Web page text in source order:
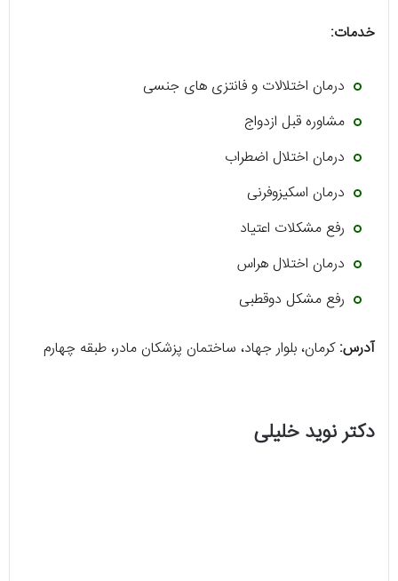
خدمات:
درمان اختلالات و فانتزی های جنسی
مشاوره قبل ازدواج
درمان اختلال اضطراب
درمان اسکیزوفرنی
رفع مشکلات اعتیاد
درمان اختلال هراس
رفع مشکل دوقطبی
آدرس:کرمان، بلوار جهاد، ساختمان پزشکان مادر، طبقه چهارم
دکتر نوید خلیلی